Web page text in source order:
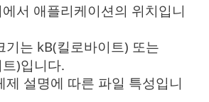
서 애플리케이션의 위치입니
기는 kB(킬로바이트) 또는
)입니다.
제 설명에 따른 파일 특성입니